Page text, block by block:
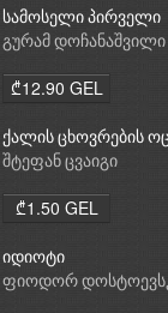
სამოსელი პირველი
გურამ დოჩანაშვილი
₾12.90 GEL
ქალის ცხოვრების
საათი
შტეფან ცვაიგი
₾1.50 GEL
იდიოტი
ფიოდორ